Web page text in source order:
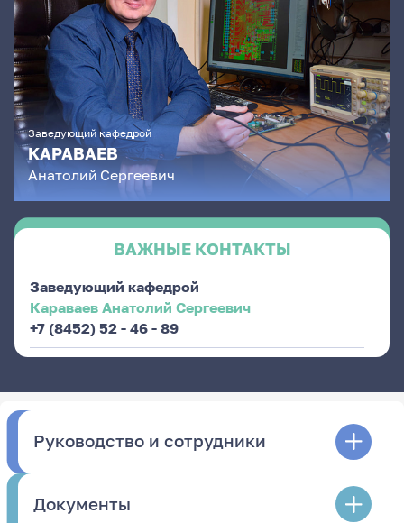
Заведующий кафедрой
КАРАВАЕВ
Анатолий Сергеевич
ВАЖНЫЕ КОНТАКТЫ
Заведующий кафедрой
Караваев Анатолий Сергеевич
+7 (8452) 52 - 46 - 89
Руководство и сотрудники
Документы